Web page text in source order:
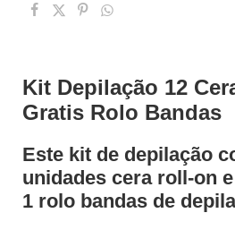
Kit Depilação 12
Gratis Rolo Bandas
Este kit de depilação
unidades cera roll-on
1 rolo bandas de